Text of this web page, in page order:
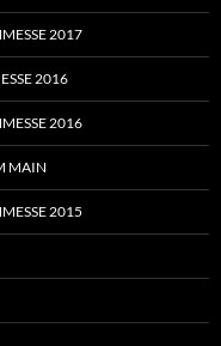
2017
2016
2016
MAIN
2015